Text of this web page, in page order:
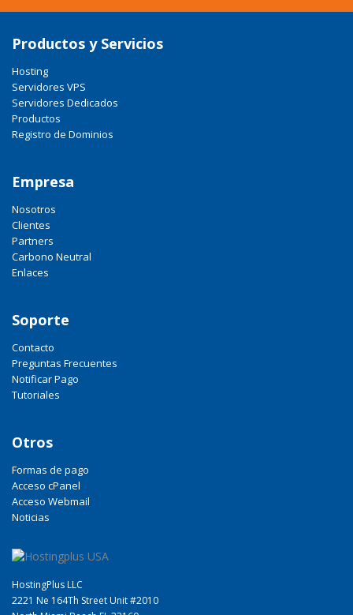
Productos y Servicios
Hosting
Servidores VPS
Servidores Dedicados
Productos
Registro de Dominios
Empresa
Nosotros
Clientes
Partners
Carbono Neutral
Enlaces
Soporte
Contacto
Preguntas Frecuentes
Notificar Pago
Tutoriales
Otros
Formas de pago
Acceso cPanel
Acceso Webmail
Noticias
HostingPlus LLC
2221 Ne 164Th Street Unit #2010